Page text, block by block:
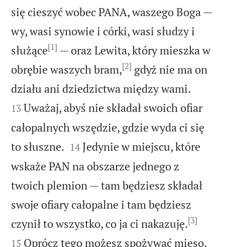
się cieszyć wobec PANA, waszego Boga —
wy, wasi synowie i córki, wasi słudzy i
służące[1] — oraz Lewita, który mieszka w
obrębie waszych bram,[2] gdyż nie ma on
działu ani dziedzictwa między wami.
13 Uważaj, abyś nie składał swoich ofiar
całopalnych wszędzie, gdzie wyda ci się
to słuszne. 

14 Jedynie w miejscu, które
wskaże PAN na obszarze jednego z
twoich plemion — tam będziesz składał
swoje ofiary całopalne i tam będziesz
czynił to wszystko, co ja ci nakazuję.[3]
15 Oprócz tego możesz spożywać mięso,